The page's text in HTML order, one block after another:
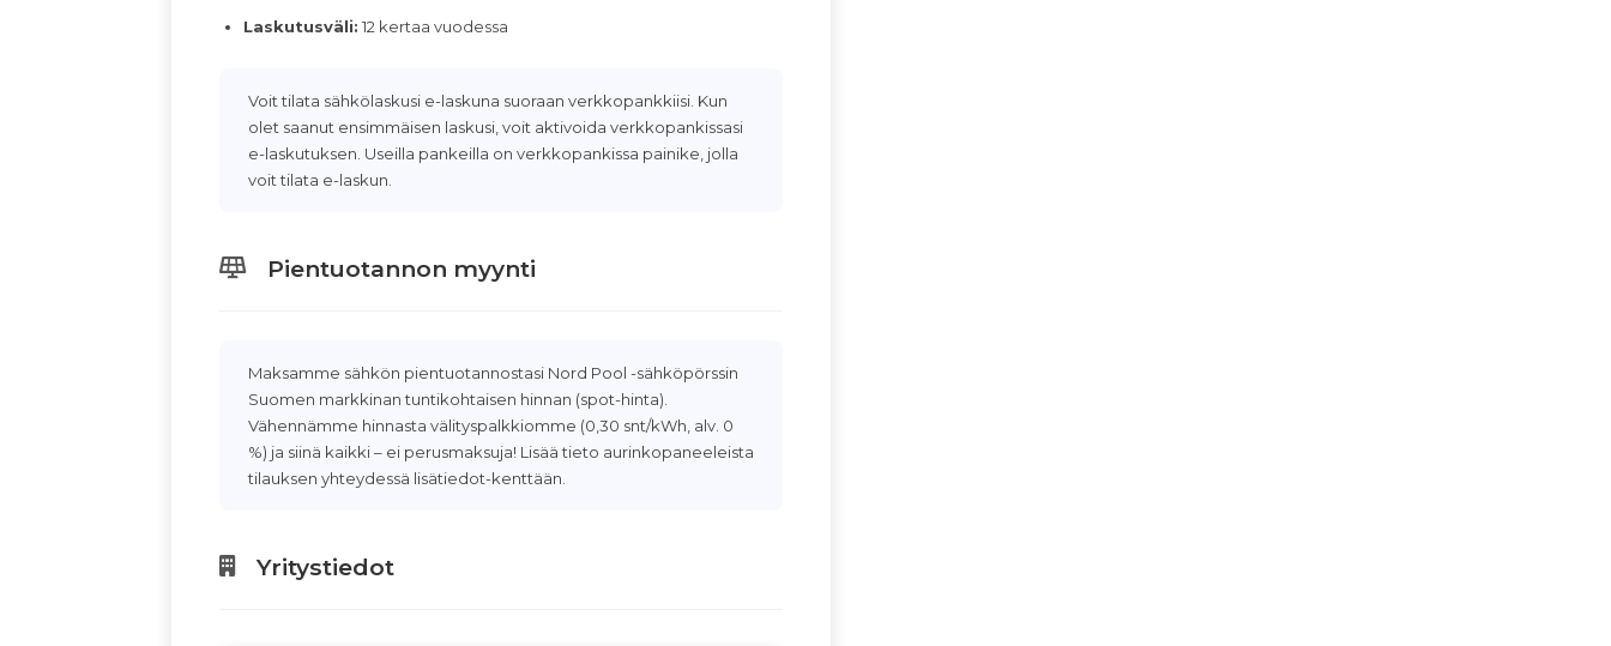
Laskutusväli: 12 kertaa vuodessa
Voit tilata sähkölaskusi e-laskuna suoraan verkkopankkiisi. Kun
olet saanut ensimmäisen laskusi, voit aktivoida verkkopankissasi
e-laskutuksen. Useilla pankeilla on verkkopankissa painike, jolla
voit tilata e-laskun.
Pientuotannon myynti
Maksamme sähkön pientuotannostasi Nord Pool -sähköpörssin
Suomen markkinan tuntikohtaisen hinnan (spot-hinta).
Vähennämme hinnasta välityspalkkiomme (0,30 snt/kWh, alv. 0
%) ja siinä kaikki – ei perusmaksuja! Lisää tieto aurinkopaneeleista
tilauksen yhteydessä lisätiedot-kenttään.
Yritystiedot